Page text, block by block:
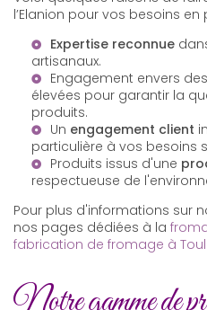
l’Elanion pour vos besoins en
Expertise reconnue
artisanaux.
Engagement envers des
élevées pour garantir la
produits.
Un engagement client
particulière à vos besoins
Produits issus d'une
respectueuse de
Pour plus d'informations sur
nos pages dédiées à la
fabrication de fromage à